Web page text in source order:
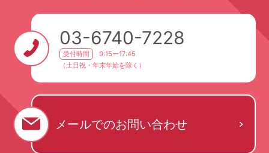
03-6740-7228
受付時間
9:15ー17:45
（土日祝・年末年始を除く）
メールでのお問い合わせ